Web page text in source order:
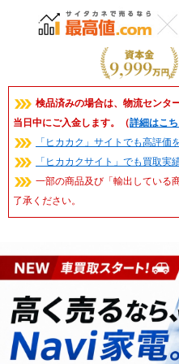
検品済みの場合は、物流センタ
当日中にご入金します。（詳細はこ
「ヒカカク」サイトでも高評価
「ヒカカクサイト」でも買取実
一部の商品及び「輸出している
了承ください。